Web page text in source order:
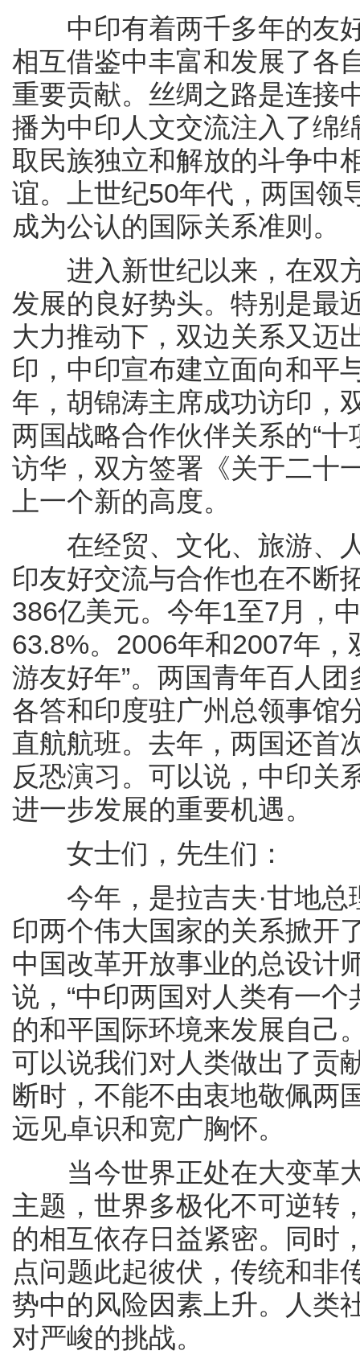
中印有着两千多年的友好
相互借鉴中丰富和发展了各
重要贡献。丝绸之路是连接
播为中印人文交流注入了绵
取民族独立和解放的斗争中
谊。上世纪50年代，两国领
成为公认的国际关系准则。
进入新世纪以来，在双方
发展的良好势头。特别是最
大力推动下，双边关系又迈
印，中印宣布建立面向和平
年，胡锦涛主席成功访印，
两国战略合作伙伴关系的“
访华，双方签署《关于二十
上一个新的高度。
在经贸、文化、旅游、人
印友好交流与合作也在不断
386亿美元。今年1至7月，
63.8%。2006年和2007年，
游友好年”。两国青年百人
各答和印度驻广州总领事馆
直航航班。去年，两国还首
反恐演习。可以说，中印关
进一步发展的重要机遇。
女士们，先生们：
今年，是拉吉夫·甘地总
印两个伟大国家的关系掀开
中国改革开放事业的总设计
说，“中印两国对人类有一
的和平国际环境来发展自己
可以说我们对人类做出了贡
断时，不能不由衷地敬佩两
远见卓识和宽广胸怀。
当今世界正处在大变革大
主题，世界多极化不可逆转
的相互依存日益紧密。同时
点问题此起彼伏，传统和非
势中的风险因素上升。人类
对严峻的挑战。